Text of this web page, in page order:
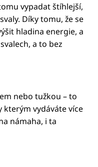
vypadat štíhlejší,
Díky tomu, že se
hladina energie, a
a to bez
nebo tužkou – to
kterým vydáváte více
námaha, i ta